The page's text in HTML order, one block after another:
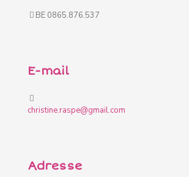
BE 0865.876.537
E-mail
christine.raspe@gmail.com
Adresse